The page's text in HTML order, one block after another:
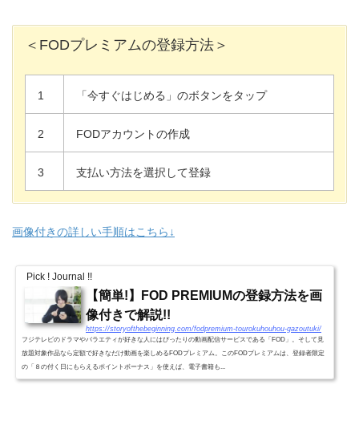
＜FODプレミアムの登録方法＞
1 「今すぐはじめる」のボタンをタップ
2 FODアカウントの作成
3 支払い方法を選択して登録
画像付きの詳しい手順はこちら↓
Pick ! Journal !!
【簡単!】FOD PREMIUMの登録方法を画
像付きで解説!!
https://storyofthebeginning.com/fodpremium-tourokuhouhou-gazoutuki/
フジテレビのドラマやバラエティが好きな人にはぴったりの動画配信サービスである「FOD」。そして見
放題対象作品なら定額で好きなだけ動画を楽しめるFODプレミアム。このFODプレミアムは、登録者限定
の「８の付く日にもらえるポイントボーナス」を使えば、電子書籍も...